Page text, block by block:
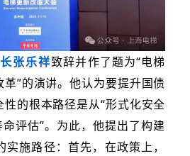
张乐祥致辞并作了题为“电梯
”的演讲。他认为要提升国债
的根本路径是从“形式化安全
评估”。为此，他提出了构建
施路径：首先，在政策上，